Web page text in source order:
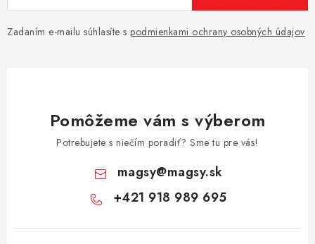
Zadaním e-mailu súhlasíte s podmienkami ochrany osobných údajov
Pomôžeme vám s výberom
Potrebujete s niečím poradiť? Sme tu pre vás!
magsy@magsy.sk
+421 918 989 695